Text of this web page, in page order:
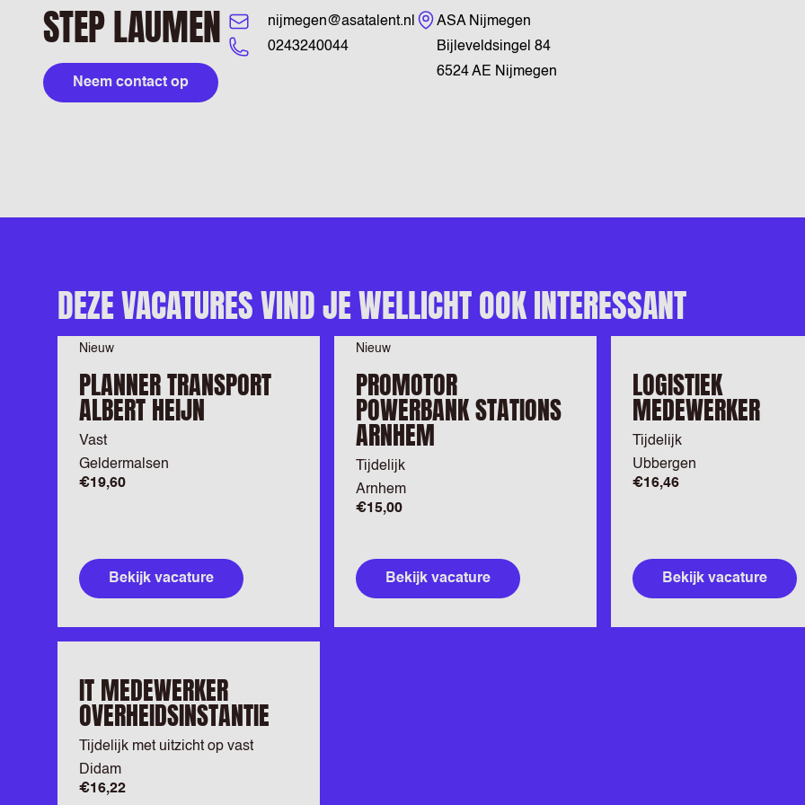
STEP LAUMEN
Neem contact op
nijmegen@asatalent.nl
0243240044
Bezoekadres
ASA Nijmegen
Bijleveldsingel 84
6524 AE Nijmegen
DEZE VACATURES VIND JE WELLICHT OOK INTERESSANT
Nieuw
PLANNER TRANSPORT
ALBERT HEIJN
Vast
Geldermalsen
€19,60
Bekijk vacature
Nieuw
PROMOTOR
POWERBANK STATIONS
ARNHEM
Tijdelijk
Arnhem
€15,00
Bekijk vacature
LOGISTIEK
MEDEWERKER
Tijdelijk
Ubbergen
€16,46
Bekijk vacature
IT MEDEWERKER
OVERHEIDSINSTANTIE
Tijdelijk met uitzicht op vast
Didam
€16,22